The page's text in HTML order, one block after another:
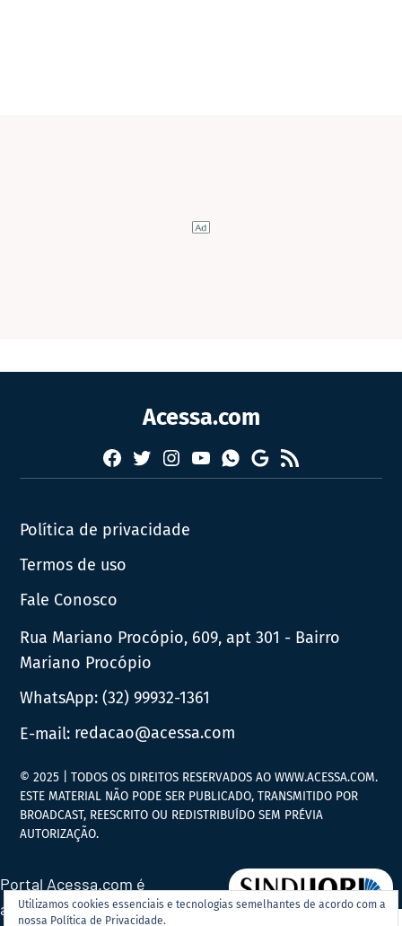
Acessa.com
Facebook
TwitterInstagram
YouTubeWhatsapp
Google
News
RSS
Política de privacidade
Termos de uso
Fale Conosco
Rua Mariano Procópio, 609, apt 301 - Bairro
Mariano Procópio
WhatsApp:(32) 99932-1361
E-mail: redacao@acessa.com
Utilizamos cookies essenciais e tecnologias semelhantes de acordo com a
nossa Política de Privacidade.
© 2025 | TODOS OS DIREITOS RESERVADOS AO WWW.ACESSA.COM.
ESTE MATERIAL NÃO PODE SER PUBLICADO, TRANSMITIDO POR
BROADCAST, REESCRITO OU REDISTRIBUÍDO SEM PRÉVIA
AUTORIZAÇÃO.
Portal Acessa.com é
associado ao